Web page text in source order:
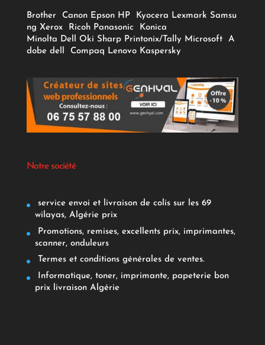
Brother Canon Epson HP Kyocera Lexmark Samsu
ng Xerox Ricoh Panasonic
Konica
Minolta Dell Oki Sharp Printonix/Tally Microsoft
A
dobe dell Compaq Lenovo Kaspersky
Notre société
service envoi et livraison de colis sur les 69
wilayas, Algérie prix
Promotions, remises, excellents prix, imprimantes,
scanner, onduleurs
Termes et conditions générales de ventes.
Informatique, toner, imprimante, papeterie bon
prix livraison Algérie